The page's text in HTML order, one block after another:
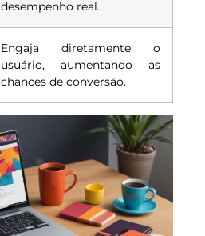
desempenho real.
Engaja diretamente o
usuário, aumentando as
chances de conversão.